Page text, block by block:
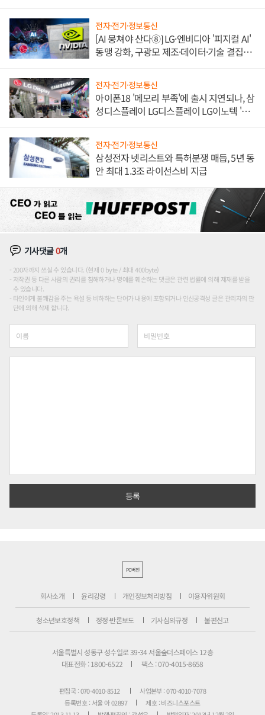
전자·전기·정보통신
[AI 뭉쳐야 산다⑧] LG·엔비디아 '피지컬 AI'
동맹 강화, 구광모 제조·데이터·기술 결집
전자·전기·정보통신
아이폰18 '메모리 부족'에 출시 지연되나, 삼
성디스플레이 LG디스플레이 LG이노텍 '탈
전자·전기·정보통신
삼성전자 넷리스트와 특허분쟁 매듭, 5년 동
안 최대 1.3조 라이선스비 지급
기사댓글0개
200자까지 쓰실 수 있습니다. (현재 0 byte / 최대 400byte)
저작권 등 다른 사람의 권리를 침해하거나 명예를 훼손하는 댓글은 관련 법률에 의해 제재를 받을
수 있습니다.
타인에게 불쾌감을 주는 욕설 등 비하하는 단어가 내용에 포함되거나 인신공격성 글은 관리자의 판
단에 의해 삭제 합니다.
PC버전
회사소개 윤리강령 개인정보처리방침 이용자위원회
청소년보호정책 정정·반론보도 기사심의규정 불편신고
서울특별시 성동구 성수일로 39-34 서울숲더스페이스 12층
대표전화 : 1800-6522
팩스 : 070-4015-8658
편집국 : 070-4010-8512
사업본부 : 070-4010-7078
등록번호 : 서울 아 02897
제호 : 비즈니스포스트